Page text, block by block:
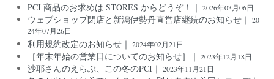
PCI 商品のお求めは STORES からどうぞ！｜ 2026年03月06日
ウェブショップ閉店と新潟伊勢丹直営店継続のお知らせ｜ 20
24年07月26日
利用規約改定のお知らせ｜ 2024年02月21日
［年末年始の営業日についてのお知らせ］｜ 2023年12月18日
沙耶さんのえらぶ、この冬のPCI｜ 2023年11月21日